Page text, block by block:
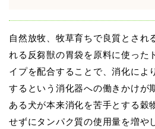
自然放牧、牧草育ちで良質とされ
れる反芻獣の胃袋を原料に使った
イプを配合することで、消化によ
するという消化器への働きかけが
ある犬が本来消化を苦手とする穀
せずにタンパク質の使用量を増や